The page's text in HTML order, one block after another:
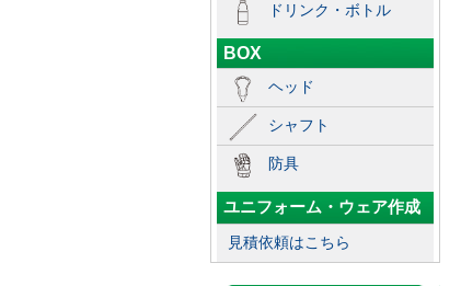
ドリンク・ボトル
BOX
ヘッド
シャフト
防具
ユニフォーム・ウェア作成
見積依頼はこちら